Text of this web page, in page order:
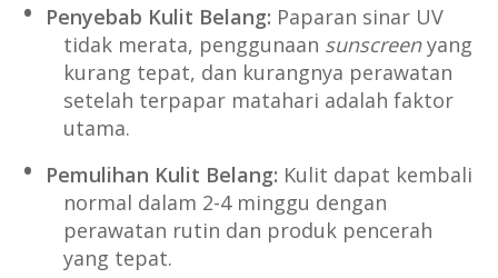
Penyebab Kulit Belang: Paparan sinar UV
tidak merata, penggunaan sunscreenyang
kurang tepat, dan kurangnya perawatan
setelah terpapar matahari adalah faktor
utama.
Pemulihan Kulit Belang: Kulit dapat kembali
normal dalam 2-4 minggu dengan
perawatan rutin dan produk pencerah
yang tepat.